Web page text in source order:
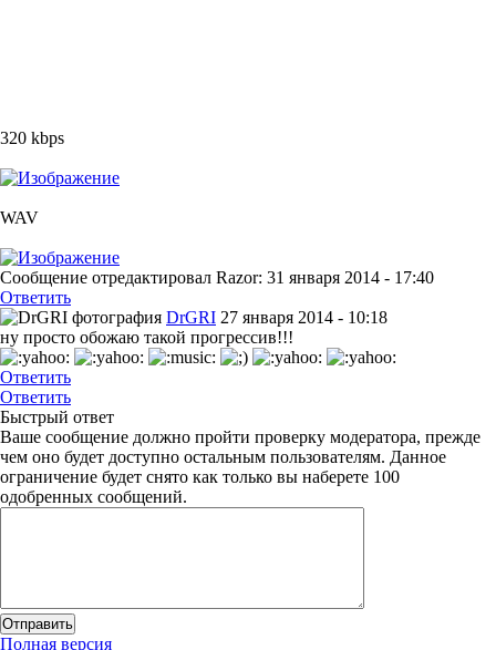
320 kbps
WAV
Сообщение отредактировал Razor: 31 января 2014 - 17:40
Ответить
DrGRI 27 января 2014 - 10:18
ну просто обожаю такой прогрессив!!!
Ответить
Ответить
Быстрый ответ
Ваше сообщение должно пройти проверку модератора, прежде
чем оно будет доступно остальным пользователям. Данное
ограничение будет снято как только вы наберете 100
одобренных сообщений.
Полная версия